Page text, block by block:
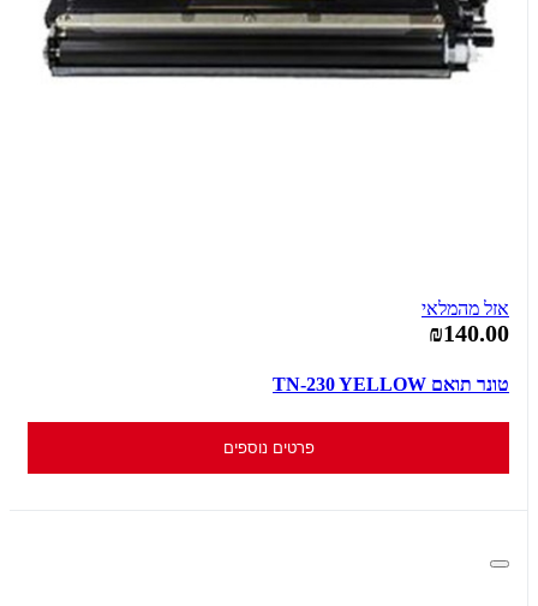
אזל מהמלאי
₪140.00
טונר תואם TN-230 YELLOW
פרטים נוספים